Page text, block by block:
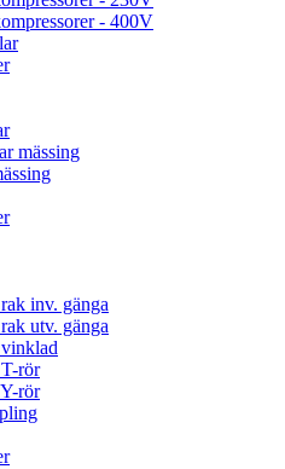
- 400V
mässing
inv. gänga
utv. gänga
rör
rör